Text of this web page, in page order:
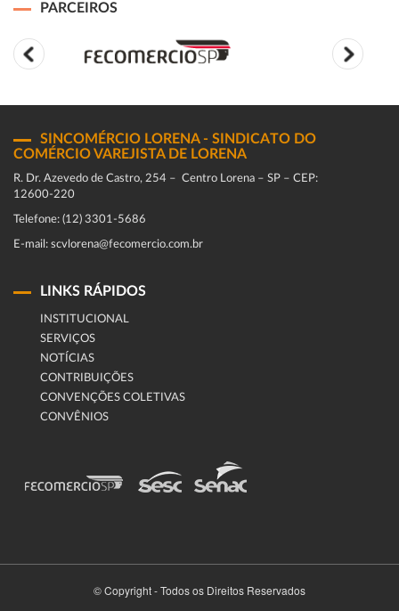
PARCEIROS
SINCOMÉRCIO LORENA - SINDICATO DO
COMÉRCIO VAREJISTA DE LORENA
R. Dr. Azevedo de Castro, 254 – Centro Lorena – SP – CEP:
12600-220
Telefone: (12) 3301-5686
E-mail: scvlorena@fecomercio.com.br
LINKS RÁPIDOS
INSTITUCIONAL
SERVIÇOS
NOTÍCIAS
CONTRIBUIÇÕES
CONVENÇÕES COLETIVAS
CONVÊNIOS
© Copyright - Todos os Direitos Reservados